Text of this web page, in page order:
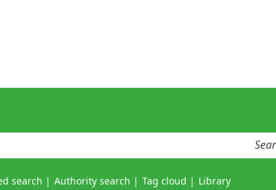
search Authority search Tag cloud Library